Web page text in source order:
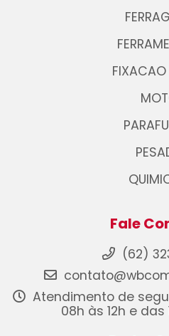
FIXACAO
Fale
(62)
Atendimento de
08h às 12h e das